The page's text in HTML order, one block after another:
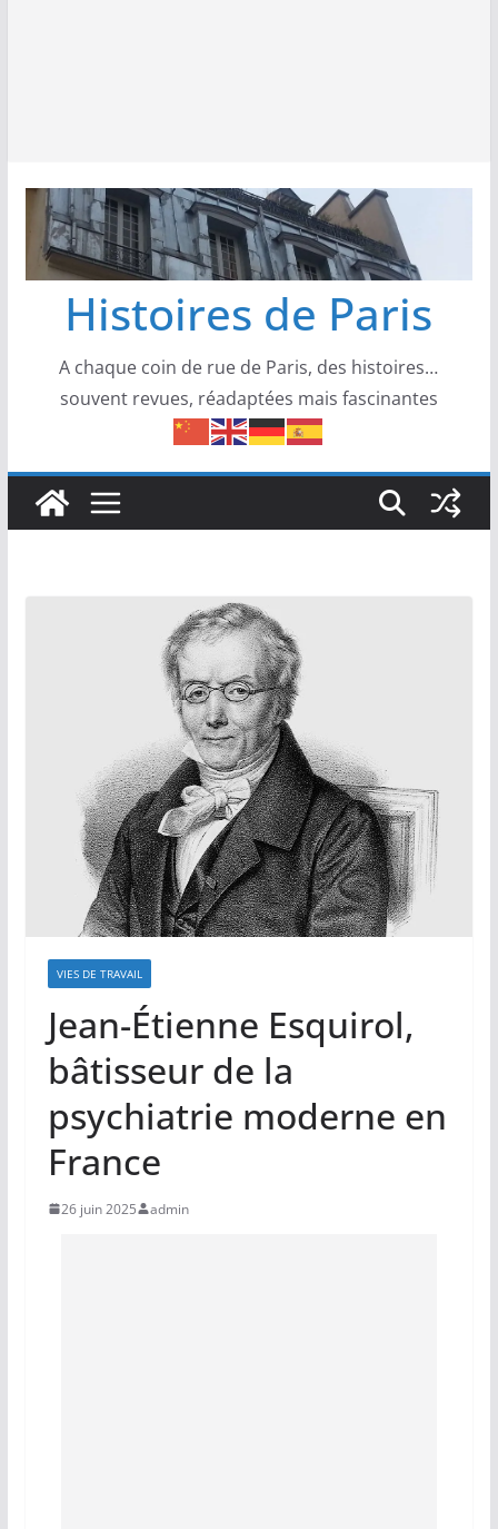
Histoires de Paris
A chaque coin de rue de Paris, des histoires…
souvent revues, réadaptées mais fascinantes
VIES DE TRAVAIL
Jean-Étienne Esquirol,
bâtisseur de la
psychiatrie moderne en
France
26 juin 2025 admin